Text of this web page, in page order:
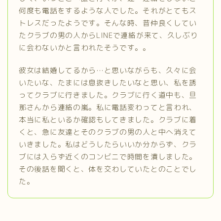
何度も電話をするような人でした。それがとてもス
トレスだったようです。そんな時、昔仲良くしてい
たクラブの男の人からLINEで連絡が来て、久しぶり
に会わないかと言われたそうです。。
彼女は結婚してるから…と思いながらも、久々に会
いたいな、たまには息抜きしたいなと思い、私を誘
ってクラブに行きました。クラブに行く道中も、旦
那さんから連絡の嵐。私に電話変わってと言われ、
本当に私といるか確認もしてきました。クラブに着
くと、急に友達とそのクラブの男の人と中へ消えて
いきました。私はどうしたらいいか分からず、クラ
ブには入らず近くのコンビニで時間を潰しました。
その後話を聞くと、体を交わしていたとのことでし
た。